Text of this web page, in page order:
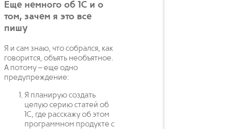
Еще немного об 1С и о
том, зачем я это все
пишу
Я и сам знаю, что собрался, как
говорится, объять необъятное.
А потому – еще одно
предупреждение:
Я планирую создать
целую серию статей об
1С, где расскажу об этом
программном продукте с